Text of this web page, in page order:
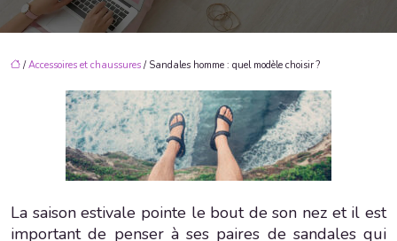
/Accessoires et chaussures / Sandales homme : quel modèle choisir ?
La saison estivale pointe le bout de son nez et il est
important de penser à ses paires de sandales qui